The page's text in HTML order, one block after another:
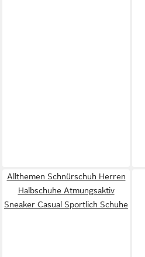
Allthemen Schnürschuh Herren
Halbschuhe Atmungsaktiv
Sneaker Casual Sportlich Schuhe